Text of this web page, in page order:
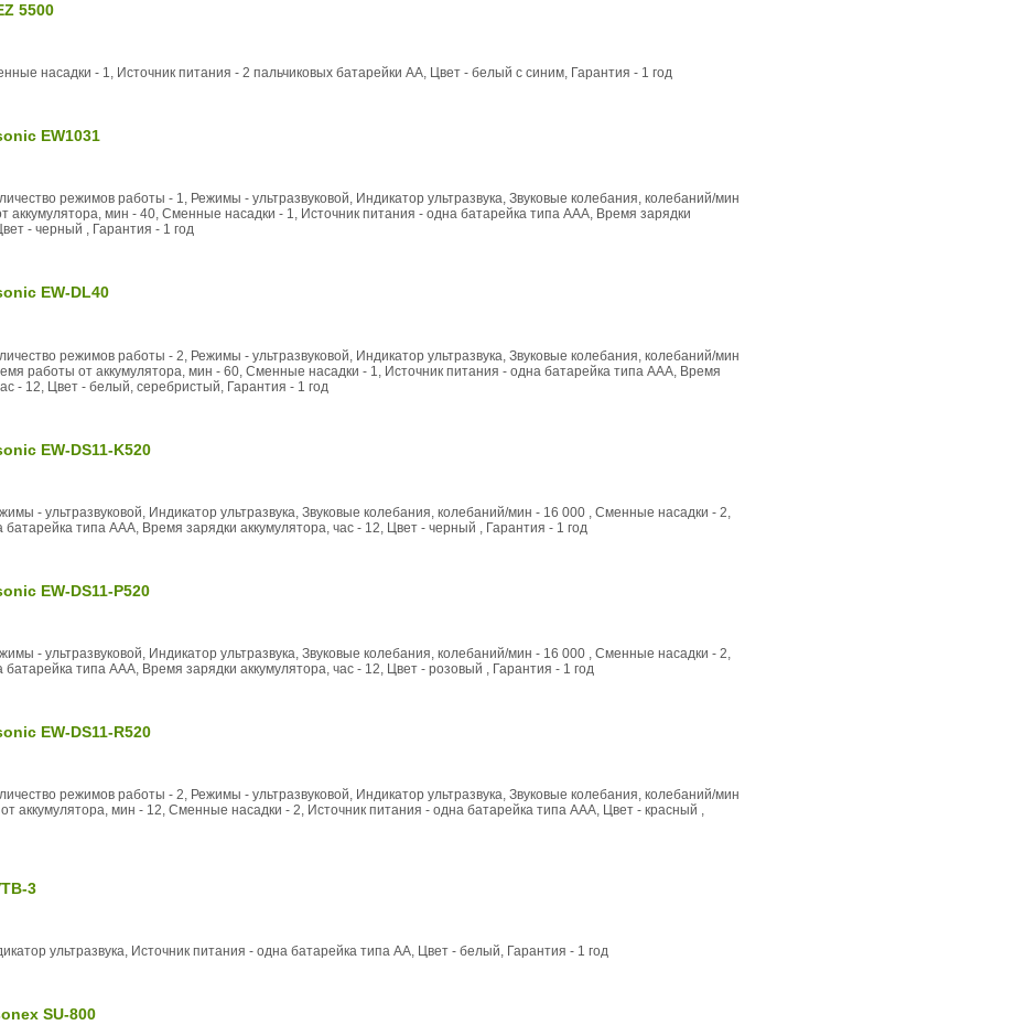
5500
насадки - 1, Источник питания - 2 пальчиковых батарейки АА, Цвет - белый с синим, Гарантия - 1 год
EW1031
режимов работы - 1, Режимы - ультразвуковой, Индикатор ультразвука, Звуковые колебания, колебаний/мин
аккумулятора, мин - 40, Сменные насадки - 1, Источник питания - одна батарейка типа ААА, Время зарядки
- черный , Гарантия - 1 год
EW-DL40
режимов работы - 2, Режимы - ультразвуковой, Индикатор ультразвука, Звуковые колебания, колебаний/мин
работы от аккумулятора, мин - 60, Сменные насадки - 1, Источник питания - одна батарейка типа ААА, Время
- 12, Цвет - белый, серебристый, Гарантия - 1 год
EW-DS11-K520
- ультразвуковой, Индикатор ультразвука, Звуковые колебания, колебаний/мин - 16 000 , Сменные насадки - 2,
батарейка типа ААА, Время зарядки аккумулятора, час - 12, Цвет - черный , Гарантия - 1 год
EW-DS11-P520
- ультразвуковой, Индикатор ультразвука, Звуковые колебания, колебаний/мин - 16 000 , Сменные насадки - 2,
батарейка типа ААА, Время зарядки аккумулятора, час - 12, Цвет - розовый , Гарантия - 1 год
EW-DS11-R520
режимов работы - 2, Режимы - ультразвуковой, Индикатор ультразвука, Звуковые колебания, колебаний/мин
аккумулятора, мин - 12, Сменные насадки - 2, Источник питания - одна батарейка типа ААА, Цвет - красный ,
3
ультразвука, Источник питания - одна батарейка типа AА, Цвет - белый, Гарантия - 1 год
SU-800